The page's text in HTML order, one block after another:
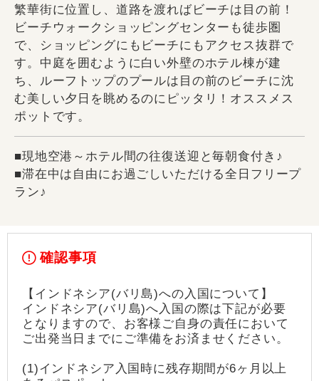
繁華街に位置し、道路を渡ればビーチは目の前！
ビーチウォークショッピングセンターも徒歩圏
で、ショッピングにもビーチにもアクセス抜群で
す。中庭を囲むように白い外壁のホテル棟が建
ち、ルーフトップのプールは目の前のビーチに沈
む美しい夕日を眺めるのにピッタリ！オススメス
ポットです。
■現地空港～ホテル間の往復送迎と毎朝食付き♪
■滞在中は自由にお過ごしいただける全日フリープ
ラン♪
確認事項
【インドネシア(バリ島)への入国について】
インドネシア(バリ島)へ入国の際は下記が必要
となりますので、お客様ご自身の責任において
ご出発当日までにご準備をお済ませください。
(1)インドネシア入国時に残存期間が6ヶ月以上